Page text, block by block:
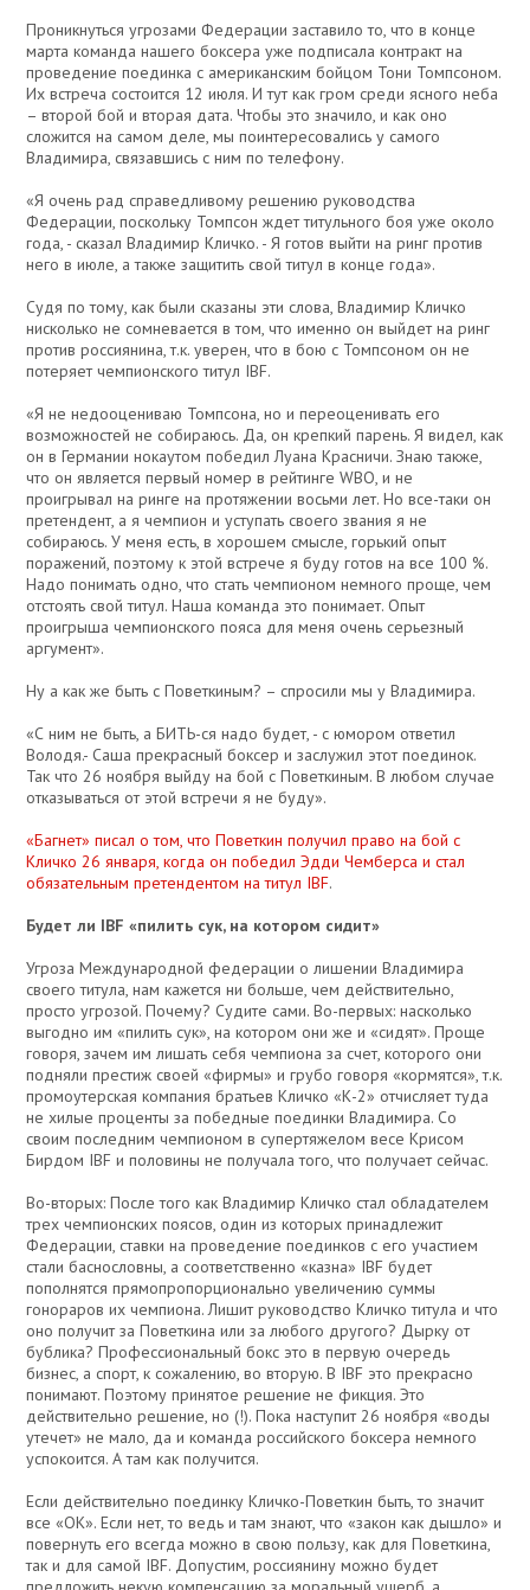
Проникнуться угрозами Федерации заставило то, что в конце
марта команда нашего боксера уже подписала контракт на
проведение поединка с американским бойцом Тони Томпсоном.
Их встреча состоится 12 июля. И тут как гром среди ясного неба
– второй бой и вторая дата. Чтобы это значило, и как оно
сложится на самом деле, мы поинтересовались у самого
Владимира, связавшись с ним по телефону.
«Я очень рад справедливому решению руководства
Федерации, поскольку Томпсон ждет титульного боя уже около
года, - сказал Владимир Кличко. - Я готов выйти на ринг против
него в июле, а также защитить свой титул в конце года».
Судя по тому, как были сказаны эти слова, Владимир Кличко
нисколько не сомневается в том, что именно он выйдет на ринг
против россиянина, т.к. уверен, что в бою с Томпсоном он не
потеряет чемпионского титул IBF.
«Я не недооцениваю Томпсона, но и переоценивать его
возможностей не собираюсь. Да, он крепкий парень. Я видел, как
он в Германии нокаутом победил Луана Красничи. Знаю также,
что он является первый номер в рейтинге WBO, и не
проигрывал на ринге на протяжении восьми лет. Но все-таки он
претендент, а я чемпион и уступать своего звания я не
собираюсь. У меня есть, в хорошем смысле, горький опыт
поражений, поэтому к этой встрече я буду готов на все 100 %.
Надо понимать одно, что стать чемпионом немного проще, чем
отстоять свой титул. Наша команда это понимает. Опыт
проигрыша чемпионского пояса для меня очень серьезный
аргумент».
Ну а как же быть с Поветкиным? – спросили мы у Владимира.
«С ним не быть, а БИТЬ-ся надо будет, - с юмором ответил
Володя.- Саша прекрасный боксер и заслужил этот поединок.
Так что 26 ноября выйду на бой с Поветкиным. В любом случае
отказываться от этой встречи я не буду».
«Багнет» писал о том, что Поветкин получил право на бой с
Кличко 26 января, когда он победил Эдди Чемберса и стал
обязательным претендентом на титул IBF.
Будет ли IBF «пилить сук, на котором сидит»
Угроза Международной федерации о лишении Владимира
своего титула, нам кажется ни больше, чем действительно,
просто угрозой. Почему? Судите сами. Во-первых: насколько
выгодно им «пилить сук», на котором они же и «сидят». Проще
говоря, зачем им лишать себя чемпиона за счет, которого они
подняли престиж своей «фирмы» и грубо говоря «кормятся», т.к.
промоутерская компания братьев Кличко «К-2» отчисляет туда
не хилые проценты за победные поединки Владимира. Со
своим последним чемпионом в супертяжелом весе Крисом
Бирдом IBF и половины не получала того, что получает сейчас.
Во-вторых: После того как Владимир Кличко стал обладателем
трех чемпионских поясов, один из которых принадлежит
Федерации, ставки на проведение поединков с его участием
стали баснословны, а соответственно «казна» IBF будет
пополнятся прямопропорционально увеличению суммы
гонораров их чемпиона. Лишит руководство Кличко титула и что
оно получит за Поветкина или за любого другого? Дырку от
бублика? Профессиональный бокс это в первую очередь
бизнес, а спорт, к сожалению, во вторую. В IBF это прекрасно
понимают. Поэтому принятое решение не фикция. Это
действительно решение, но (!). Пока наступит 26 ноября «воды
утечет» не мало, да и команда российского боксера немного
успокоится. А там как получится.
Если действительно поединку Кличко-Поветкин быть, то значит
все «ОК». Если нет, то ведь и там знают, что «закон как дышло» и
повернуть его всегда можно в свою пользу, как для Поветкина,
так и для самой IBF. Допустим, россиянину можно будет